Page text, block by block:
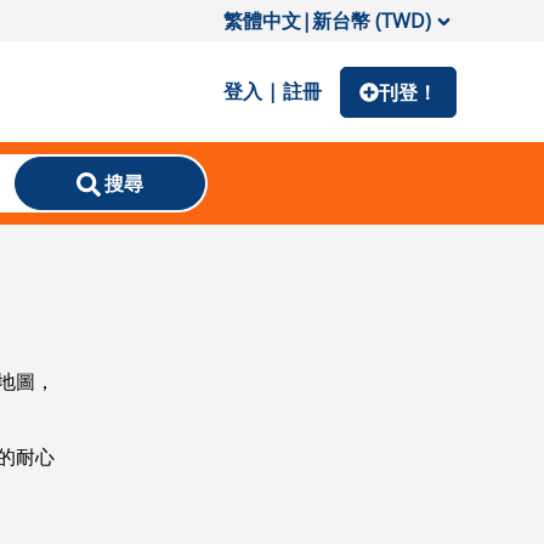
繁體中文|新台幣 (TWD)
登入 | 註冊 刊登！
搜尋
圖，
耐心